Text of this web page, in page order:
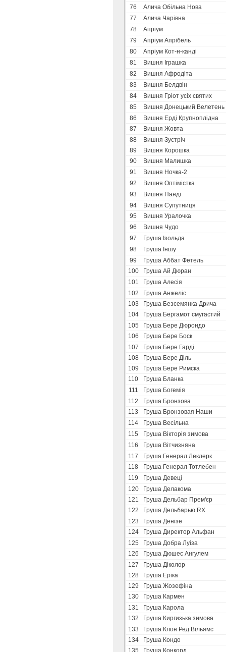
76
Алича Обільна Нова
77
Алича Чарівна
78
Апріум
79
Апріум Апрібель
80
Апріум Кот-н-канді
81
Вишня Іграшка
82
Вишня Афродіта
83
Вишня Белдвін
84
Вишня Гріот усіх святих
85
Вишня Донецький Велетень
86
Вишня Ерді Крупноплідна
87
Вишня Жовта
88
Вишня Зустріч
89
Вишня Корошка
90
Вишня Малишка
91
Вишня Ночка-2
92
Вишня Оптімістка
93
Вишня Панді
94
Вишня Супутниця
95
Вишня Уралочка
96
Вишня Чудо
97
Груша Ізольда
98
Груша Іншу
99
Груша Аббат Фетель
100
Груша Ай Дюран
101
Груша Алесія
102
Груша Анжеліс
103
Груша Безсемянка Дрича
104
Груша Бергамот смугастий
105
Груша Бере Дюрондо
106
Груша Бере Боск
107
Груша Бере Гарді
108
Груша Бере Діль
109
Груша Бере Римска
110
Груша Бланка
111
Груша Богемія
112
Груша Бронзова
113
Груша Бронзовая Наши
114
Груша Весільна
115
Груша Вікторія зимова
116
Груша Вітчизняна
117
Груша Генерал Леклерк
118
Груша Генерал Тотлебен
119
Груша Девеці
120
Груша Делакома
121
Груша Дельбар Прем'єр
122
Груша Дельбарью RX
123
Груша Денізе
124
Груша Директор Альфан
125
Груша Добра Луіза
126
Груша Дюшес Ангулем
127
Груша Діколор
128
Груша Еріка
129
Груша Жозефіна
130
Груша Кармен
131
Груша Карола
132
Груша Киргизька зимова
133
Груша Клон Ред Вільямс
134
Груша Кондо
135
Груша Конкорд